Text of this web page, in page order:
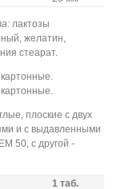
лактозы
желатин,
стеарат.
плоские с двух
и с выдавленными
50, с другой -
1 таб.